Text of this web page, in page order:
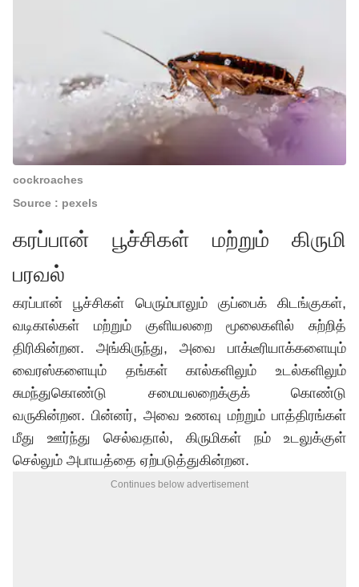
cockroaches
Source : pexels
கரப்பான் பூச்சிகள் மற்றும் கிருமி
பரவல்
கரப்பான் பூச்சிகள் பெரும்பாலும் குப்பைக் கிடங்குகள்,
வடிகால்கள் மற்றும் குளியலறை மூலைகளில் சுற்றித்
திரிகின்றன. அங்கிருந்து, அவை பாக்டீரியாக்களையும்
வைரஸ்களையும் தங்கள் கால்களிலும் உடல்களிலும்
சுமந்துகொண்டு சமையலறைக்குக் கொண்டு
வருகின்றன. பின்னர், அவை உணவு மற்றும் பாத்திரங்கள்
மீது ஊர்ந்து செல்வதால், கிருமிகள் நம் உடலுக்குள்
செல்லும் அபாயத்தை ஏற்படுத்துகின்றன.
Continues below advertisement